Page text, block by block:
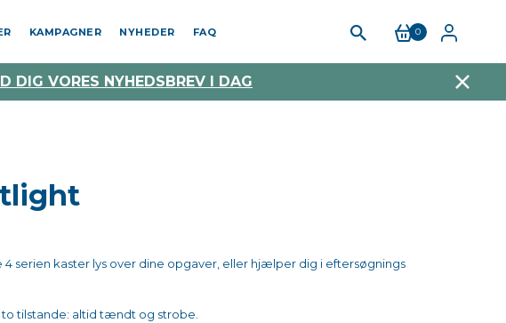
KAMPAGNER NYHEDER FAQ 0
DIG VORES NYHEDSBREV I DAG
4 serien kaster lys over dine opgaver, eller hjælper dig i eftersøgnings
to tilstande: altid tændt og strobe.